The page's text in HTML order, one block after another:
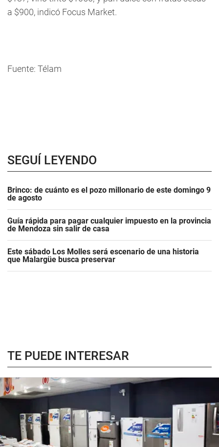
a $900, indicó Focus Market.
Fuente: Télam
SEGUÍ LEYENDO
Brinco: de cuánto es el pozo millonario de este domingo 9
de agosto
Guía rápida para pagar cualquier impuesto en la provincia
de Mendoza sin salir de casa
Este sábado Los Molles será escenario de una historia
que Malargüe busca preservar
TE PUEDE INTERESAR